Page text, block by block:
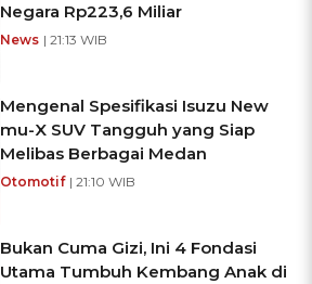
Negara Rp223,6 Miliar
News | 21:13 WIB
Mengenal Spesifikasi Isuzu New
mu-X SUV Tangguh yang Siap
Melibas Berbagai Medan
Otomotif | 21:10 WIB
Bukan Cuma Gizi, Ini 4 Fondasi
Utama Tumbuh Kembang Anak di